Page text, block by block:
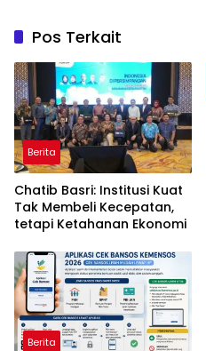
Pos Terkait
Berita
Chatib Basri: Institusi Kuat
Tak Membeli Kecepatan,
tetapi Ketahanan Ekonomi
Berita